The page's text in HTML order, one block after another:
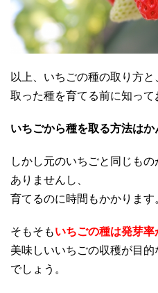
以上、いちごの種の取り方と
取った種を育てる前に知って
いちごから種を取る方法はか
しかし元のいちごと同じも
ありませんし、
育てるのに時間もかかります
そもそもいちごの種は発芽率
美味しいいちごの収穫が目的
でしょう。